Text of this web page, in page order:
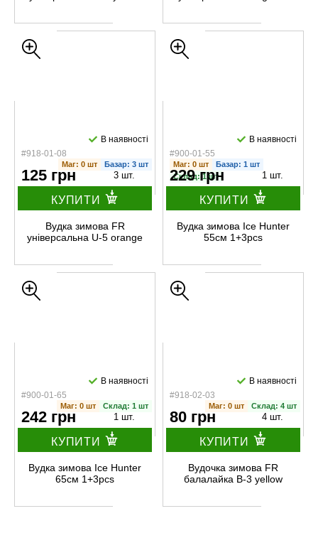
#918-01-08
В наявності
Маг: 0 шт Базар: 3 шт
125 грн 3 шт.
КУПИТИ
Вудка зимова FR
універсальна U-5 orange
#900-01-55
В наявності
Маг: 0 шт
Базар: 1 шт
Склад: 1 шт
229 грн 1 шт.
КУПИТИ
Вудка зимова Ice Hunter
55см 1+3pcs
#900-01-65
В наявності
Маг: 0 шт Склад: 1 шт
242 грн 1 шт.
КУПИТИ
Вудка зимова Ice Hunter
65см 1+3pcs
#918-02-03
В наявності
Маг: 0 шт Склад: 4 шт
80 грн 4 шт.
КУПИТИ
Вудочка зимова FR
балалайка B-3 yellow